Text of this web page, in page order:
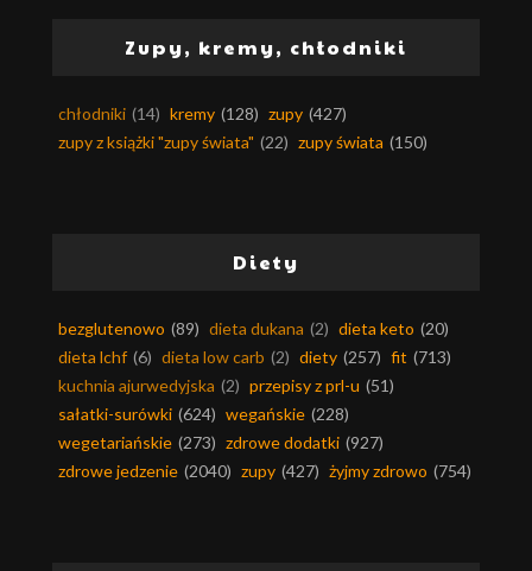
Zupy, kremy, chłodniki
chłodniki (14) kremy (128) zupy (427)
zupy z książki "zupy świata" (22) zupy świata (150)
Diety
bezglutenowo (89) dieta dukana (2) dieta keto (20)
dieta lchf (6) dieta low carb (2) diety (257) fit (713)
kuchnia ajurwedyjska (2) przepisy z prl-u (51)
sałatki-surówki (624) wegańskie (228)
wegetariańskie (273) zdrowe dodatki (927)
zdrowe jedzenie (2040) zupy (427) żyjmy zdrowo (754)